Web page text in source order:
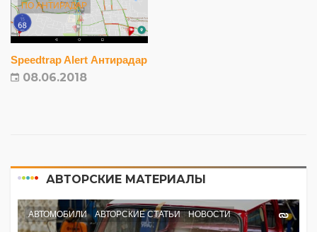
ПО АНТИРАДАР
Speedtrap Alert Антирадар
08.06.2018
АВТОРСКИЕ МАТЕРИАЛЫ
АВТОМОБИЛИ АВТОРСКИЕ СТАТЬИ НОВОСТИ